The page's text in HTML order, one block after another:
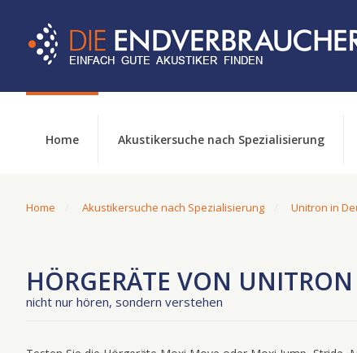
Home Akustikersuche nach Spezialisierung
Home Akustikersuche nach Spezialisierung Unitron in
HÖRGERÄTE VON
nicht nur hören, sondern verstehen